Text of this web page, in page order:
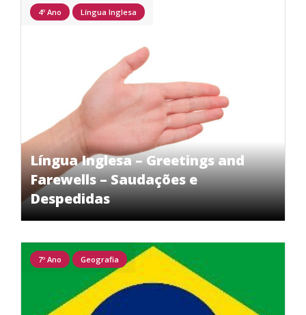
Língua Inglesa – Greetings and
Farewells – Saudações e
Despedidas
4º Ano Língua Inglesa
7º Ano Geografia